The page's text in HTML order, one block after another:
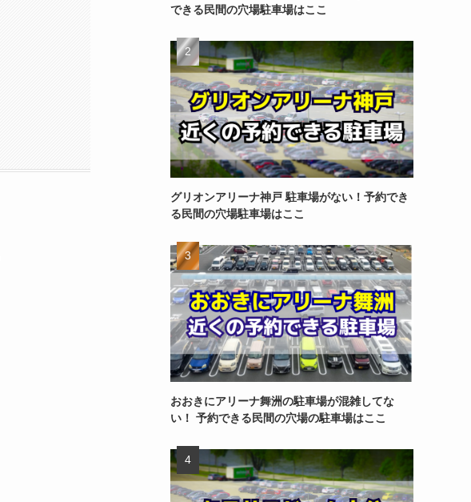
できる民間の穴場駐車場はここ
グリオンアリーナ神戸 駐車場がない！予約でき
る民間の穴場駐車場はここ
おおきにアリーナ舞洲の駐車場が混雑してな
い！ 予約できる民間の穴場の駐車場はここ